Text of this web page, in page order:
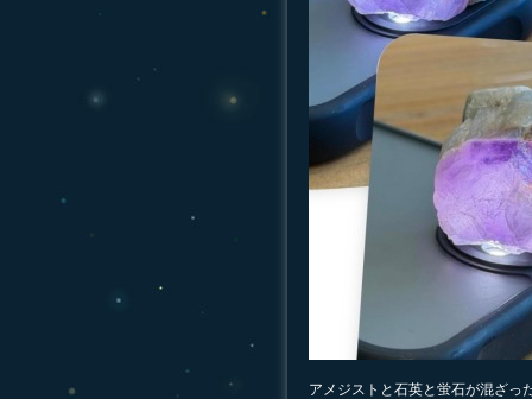
アメジストと石英と蛍石が混ざっ